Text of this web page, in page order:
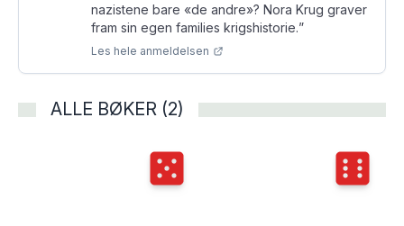
nazistene bare «de andre»? Nora Krug graver
fram sin egen families krigshistorie.”
Les hele anmeldelsen
ALLE BØKER (2)
Terningkast